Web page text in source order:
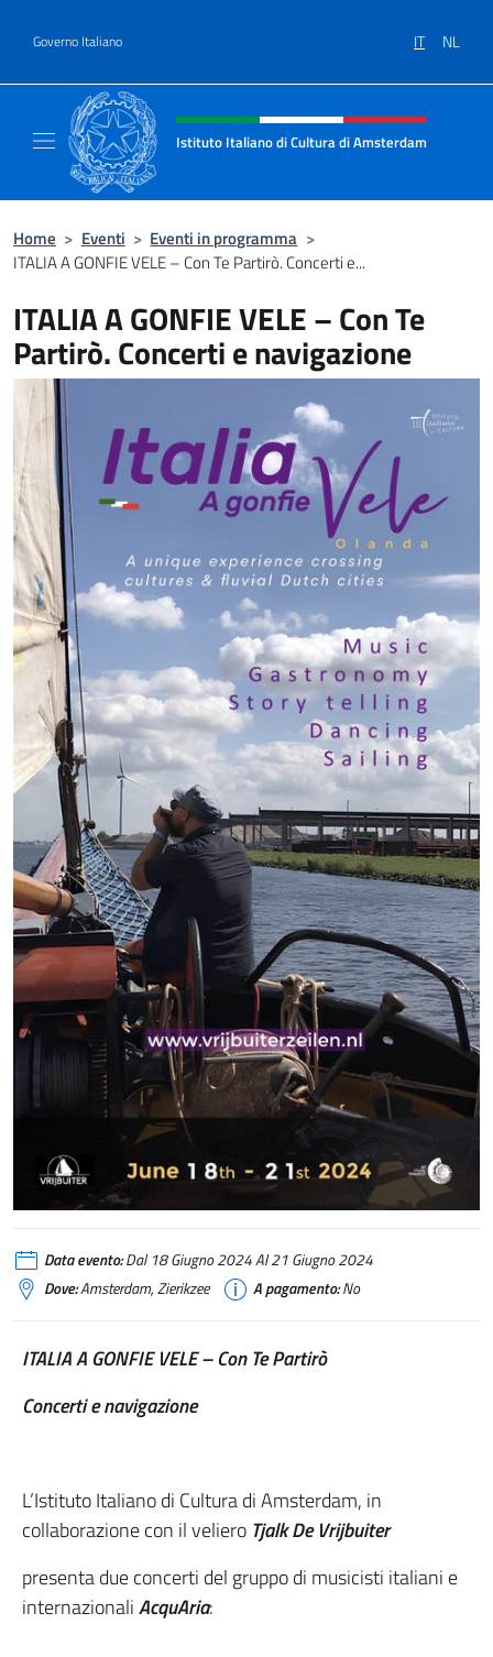
Governo Italiano IT NL
Intestazione sito, social e menù
Istituto Italiano di Cultura di Amsterdam
Home > Eventi > Eventi in programma >
ITALIA A GONFIE VELE – Con Te Partirò. Concerti e...
ITALIA A GONFIE VELE – Con Te
Partirò. Concerti e navigazione
Data evento:Dal 18 Giugno 2024 Al 21 Giugno 2024
Dove:Amsterdam, Zierikzee A pagamento:No
ITALIA A GONFIE VELE – Con Te Partirò
Concerti e navigazione
L’Istituto Italiano di Cultura di Amsterdam, in
collaborazione con il veliero Tjalk De Vrijbuiter
presenta due concerti del gruppo di musicisti italiani e
internazionaliAcquAria: